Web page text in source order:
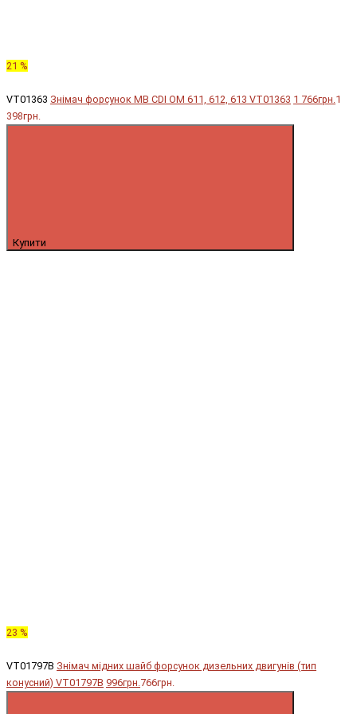
21 %
VT01363 Знімач форсунок MB CDI OM 611, 612, 613 VT01363 1 766грн. 1
398грн.
Купити
23 %
VT01797B Знімач мідних шайб форсунок дизельних двигунів (тип
конусний) VT01797B 996грн. 766грн.